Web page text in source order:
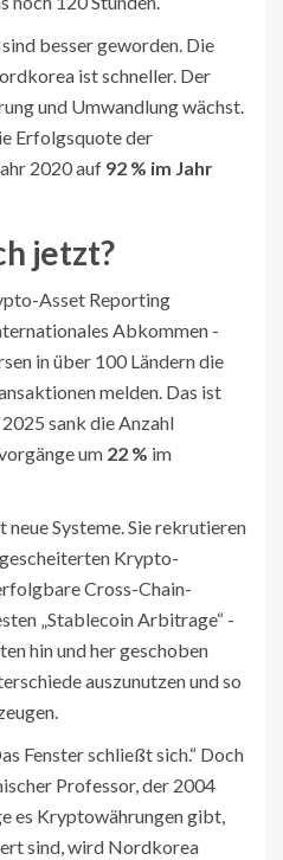
besser geworden. Die
ist schneller. Der
und Umwandlung wächst.
Erfolgsquote der
2020 auf 92 % im Jahr
jetzt?
Asset Reporting
Abkommen -
in über 100 Ländern die
melden. Das ist
sank die Anzahl
um 22 % im
Systeme. Sie rekrutieren
Krypto-
Cross-Chain-
„Stablecoin Arbitrage“ -
hin und her geschoben
auszunutzen und so
Fenster schließt sich.“ Doch
Professor, der 2004
es Kryptowährungen gibt,
sind, wird Nordkorea